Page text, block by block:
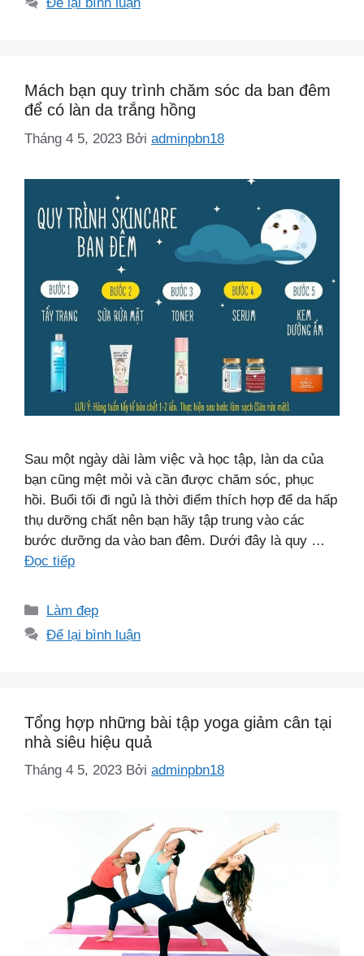
Mách bạn quy trình chăm sóc da ban đêm
để có làn da trắng hồng
Tháng 4 5, 2023 Bởi adminpbn18
Sau một ngày dài làm việc và học tập, làn da của
bạn cũng mệt mỏi và cần được chăm sóc, phục
hồi. Buổi tối đi ngủ là thời điểm thích hợp để da hấp
thụ dưỡng chất nên bạn hãy tập trung vào các
bước dưỡng da vào ban đêm. Dưới đây là quy …
Đọc tiếp
Danh
mục
Làm đẹp
Để lại bình luận
Tổng hợp những bài tập yoga giảm cân tại
nhà siêu hiệu quả
Tháng 4 5, 2023 Bởi adminpbn18